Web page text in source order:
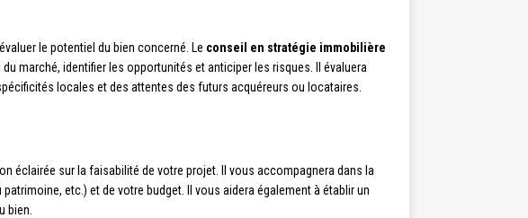
le potentiel du bien concerné. Le conseil en stratégie immobilière
marché, identifier les opportunités et anticiper les risques. Il évaluera
locales et des attentes des futurs acquéreurs ou locataires.
éclairée sur la faisabilité de votre projet. Il vous accompagnera dans la
etc.) et de votre budget. Il vous aidera également à établir un
bien.